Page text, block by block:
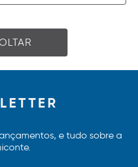
e tudo sobre a